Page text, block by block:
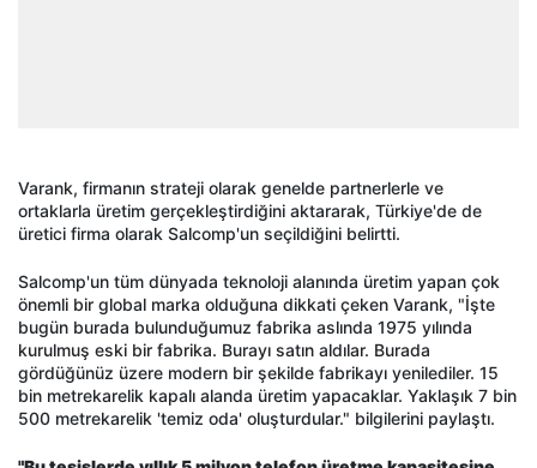
Varank, firmanın strateji olarak genelde partnerlerle ve
ortaklarla üretim gerçekleştirdiğini aktararak, Türkiye'de de
üretici firma olarak Salcomp'un seçildiğini belirtti.
Salcomp'un tüm dünyada teknoloji alanında üretim yapan çok
önemli bir global marka olduğuna dikkati çeken Varank, "İşte
bugün burada bulunduğumuz fabrika aslında 1975 yılında
kurulmuş eski bir fabrika. Burayı satın aldılar. Burada
gördüğünüz üzere modern bir şekilde fabrikayı yenilediler. 15
bin metrekarelik kapalı alanda üretim yapacaklar. Yaklaşık 7 bin
500 metrekarelik 'temiz oda' oluşturdular." bilgilerini paylaştı.